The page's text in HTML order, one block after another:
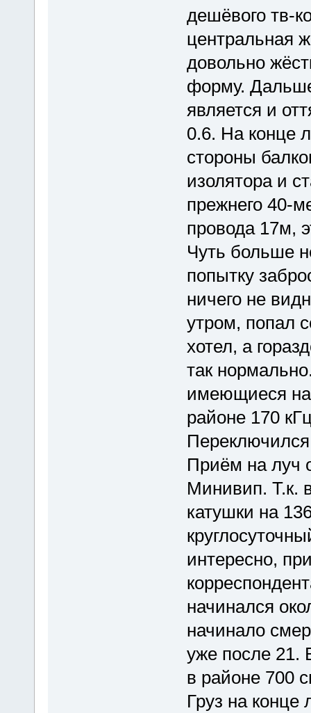
дешёвого тв-
центральная
довольно
форму. Дальше
является и
0.6. На конце
стороны
изолятора и
прежнего 40-
провода 17м,
Чуть больше
попытку
ничего не
утром, попал
хотел, а
так
имеющиеся на
районе 170
Приём на луч
Минивип. Т.к.
катушки на
интересно,
начинался
начинало
уже после 21.
в районе 700
Груз на конце